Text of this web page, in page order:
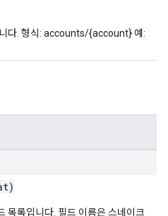
다. 형식: accounts/{account} 예:
목록입니다. 필드 이름은 스네이크